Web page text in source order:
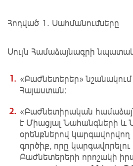
Հոդված 1. Սահմանումները
Սույն Համաձայնագրի
«Բաժնետերեր»
Հայաստան։
«Բաժնետիրական
է Միացյալ Նահանգների և
օրենքներով
գործիք, որը
Բաժնետերերի որոշակի